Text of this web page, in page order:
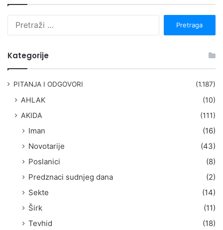
Kategorije
PITANJA I ODGOVORI (1.187)
AHLAK
(10)
AKIDA
(111)
Iman
(16)
Novotarije
(43)
Poslanici
(8)
Predznaci sudnjeg dana
(2)
Sekte
(14)
Širk
(11)
Tevhid
(18)